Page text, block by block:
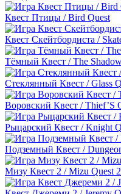
Квест Птицы / Bird Quest
Квест Скейтбордиста /
Тёмный Квест / The
Стеклянный Квест / Glass
Воровский Квест / Thief’S
Рыцарский Квест / Knight
Подземный Квест /
Мизу Квест 2 / Mizu Quest 2